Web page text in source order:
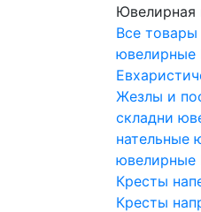
Ювелирная
Все товары
ювелирные
Жезлы и
складни
нательные
ювелирные
Кресты
Кресты